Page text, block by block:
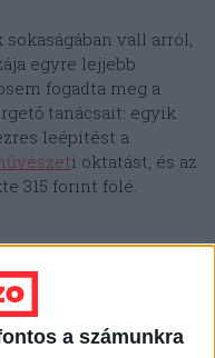
a számunkra
vall arról,
egyre lejjebb
fogadta meg a
tanácsait: egyik
leépítést a
i oktatást, és az
315 forint fölé.